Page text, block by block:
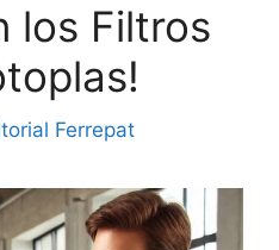
los Filtros
Ferrepat